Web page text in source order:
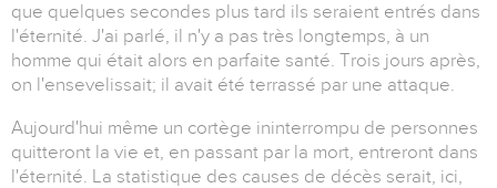
que quelques secondes plus tard ils seraient entrés dans
l'éternité. J'ai parlé, il n'y a pas très longtemps, à un
homme qui était alors en parfaite santé. Trois jours après,
on l'ensevelissait; il avait été terrassé par une attaque.
Aujourd'hui même un cortège ininterrompu de personnes
quitteront la vie et, en passant par la mort, entreront dans
l'éternité. La statistique des causes de décès serait, ici,